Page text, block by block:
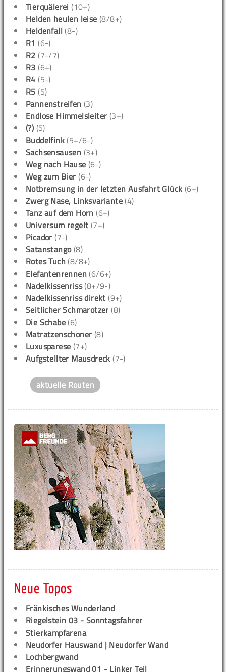
Tierquälerei (10+)
Helden heulen leise (8/8+)
Heldenfall (8-)
R1 (6-)
R2 (7-/7)
R3 (6+)
R4 (5-)
R5 (5)
Pannenstreifen (3)
Endlose Himmelsleiter (3+)
(?) (5)
Buddelfink (5+/6-)
Sachsensausen (3+)
Weg nach Hause (6-)
Weg zum Bier (6-)
Notbremsung in der letzten Ausfahrt Glück (6+)
Zwerg Nase, Linksvariante (4)
Tanz auf dem Horn (6+)
Universum regelt (7+)
Picador (7-)
Satanstango(8)
Rotes Tuch (8/8+)
Elefantenrennen (6/6+)
Nadelkissenriss(8+/9-)
Nadelkissenriss direkt (9+)
Seitlicher Schmarotzer (8)
Die Schabe (6)
Matratzenschoner (8)
Luxusparese (7+)
Aufgstellter Mausdreck (7-)
aktuelle Routen
Neue Topos
Fränkisches Wunderland
Riegelstein 03 - Sonntagsfahrer
Stierkampfarena
Neudorfer Hauswand | Neudorfer Wand
Lochbergwand
Erinnerungswand 01 - Linker Teil